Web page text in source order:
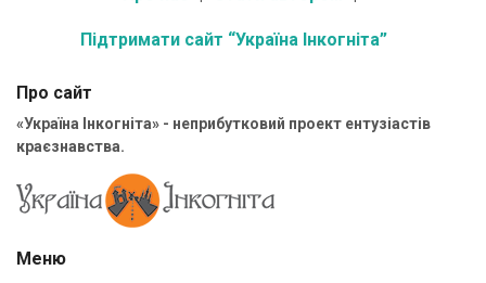
Підтримати сайт “Україна Інкогніта”
Про сайт
«Україна Інкогніта» - неприбутковий проект ентузіастів
краєзнавства.
Меню